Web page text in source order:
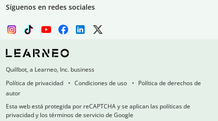
Síguenos en redes sociales
Quillbot, a Learneo, Inc. business
Política de privacidad
Condiciones de uso
Política de derechos de
autor
Esta web está protegida por reCAPTCHA y se aplican las políticas de
privacidad y los términos de servicio de Google